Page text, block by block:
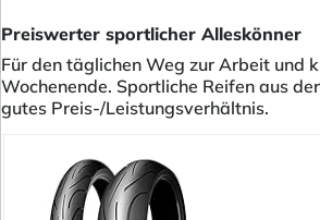
Preiswerter sportlicher Alleskönner
Für den täglichen Weg zur Arbeit und
Wochenende. Sportliche Reifen aus
gutes Preis-/Leistungsverhältnis.